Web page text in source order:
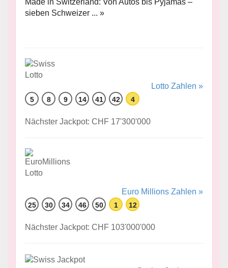
sieben Schweizer ... »
Lotto Zahlen »
5 8 9 14 41 42 4
Nächster Jackpot: CHF 17'300'000
Euro Millions Zahlen »
25 30 34 46 50 1 12
Nächster Jackpot: CHF 103'000'000